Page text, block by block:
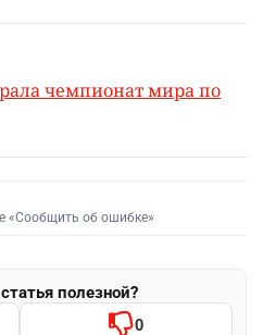
чемпионат мира по
«Сообщить об ошибке»
полезной?
0